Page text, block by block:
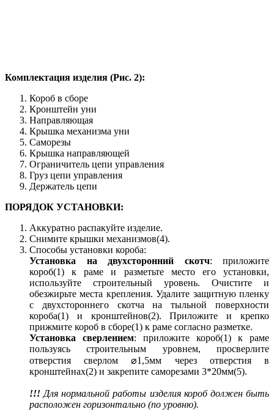
Комплектация изделия (Рис. 2):
Короб в сборе
Кронштейн уни
Направляющая
Крышка механизма уни
Саморезы
Крышка направляющей
Ограничитель цепи управления
Груз цепи управления
Держатель цепи
ПОРЯДОК УСТАНОВКИ:
Аккуратно распакуйте изделие.
Снимите крышки механизмов(4).
Способы установки короба:
Установка на двухсторонний скотч: приложите
короб(1) к раме и разметьте место его установки,
используйте строительный уровень. Очистите и
обезжирьте места крепления. Удалите защитную пленку
с двухстороннего скотча на тыльной поверхности
короба(1) и кронштейнов(2). Приложите и крепко
прижмите короб в сборе(1) к раме согласно разметке.
Установка сверлением: приложите короб(1) к раме
пользуясь строительным уровнем, просверлите
отверстия сверлом ⌀1,5мм через отверстия в
кронштейнах(2) и закрепите саморезами 3*20мм(5).
!!! Для нормальной работы изделия короб должен быть
расположен горизонтально (по уровню).